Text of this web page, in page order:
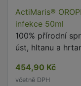
ActiMaris®
infekce 50ml
100% přírodní
úst, hltanu a
454,90 Kč
včetně DPH